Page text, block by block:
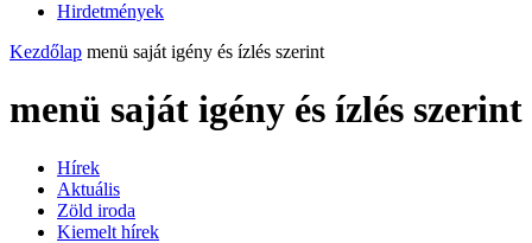
Hirdetmények
Kezdőlap menü saját igény és ízlés szerint
menü saját igény és ízlés szerint
Hírek
Aktuális
Zöld iroda
Kiemelt hírek